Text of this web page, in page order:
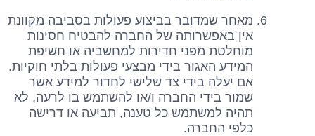
מאחר שמדובר בביצוע פעולות בסביבה מקוונת
אין באפשרותה של החברה להבטיח חסינות
מוחלטת מפני חדירות למחשביה או חשיפת
המידע האגור בידי מבצעי פעולות בלתי חוקיות.
אם יעלה בידי צד שלישי לחדור למידע אשר
שמור בידי החברה ו/או להשתמש בו לרעה, לא
תהיה למשתמש כל טענה, תביעה או דרישה
כלפי החברה.